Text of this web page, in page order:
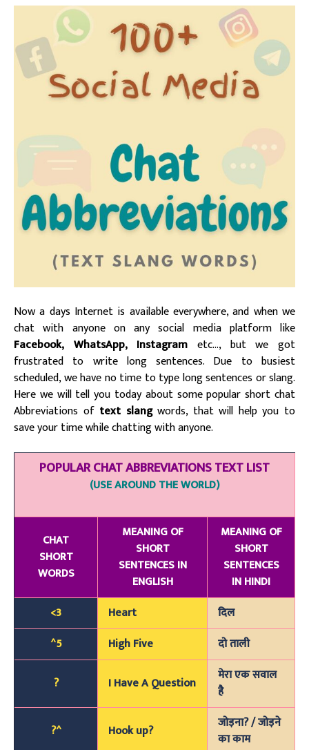
Now a days Internet is available everywhere, and when we
chat with anyone on any social media platform like
Facebook, WhatsApp, Instagram etc…, but we got
frustrated to write long sentences. Due to busiest
scheduled, we have no time to type long sentences or slang.
Here we will tell you today about some popular short chat
Abbreviations of text slangwords, that will help you to
save your time while chatting with anyone.
POPULAR CHAT ABBREVIATIONS TEXT LIST
(USE AROUND THE WORLD)
CHAT
SHORT
WORDS
MEANING OF
SHORT
SENTENCES IN
ENGLISH
MEANING OF
SHORT
SENTENCES
IN HINDI
<3
Heart
दिल
^5
High Five दो ताली
? I Have A Question
मेरा एक सवाल
है
?^ Hook up?
जोड़ना? / जोड़ने
का काम